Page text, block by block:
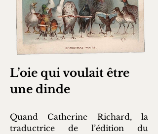
L’oie qui voulait être
une dinde
Quand Catherine Richard, la
traductrice de l’édition du